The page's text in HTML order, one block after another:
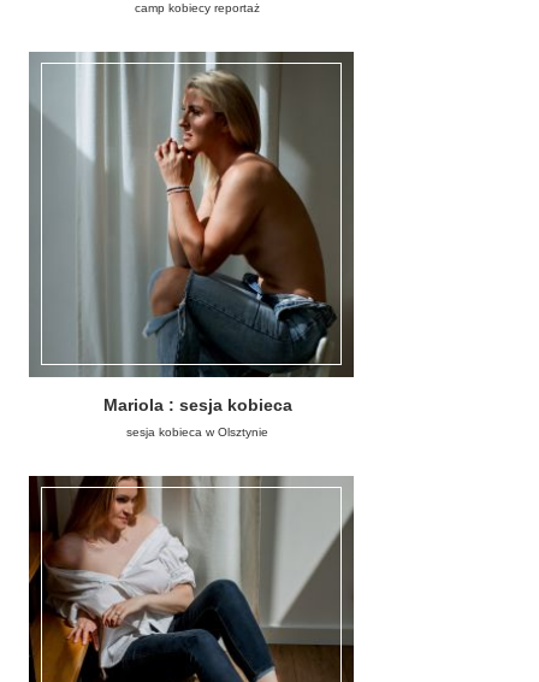
camp kobiecy reportaż
Mariola : sesja kobieca
sesja kobieca w Olsztynie